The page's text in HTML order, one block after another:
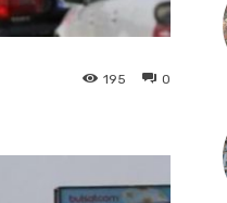
0
195